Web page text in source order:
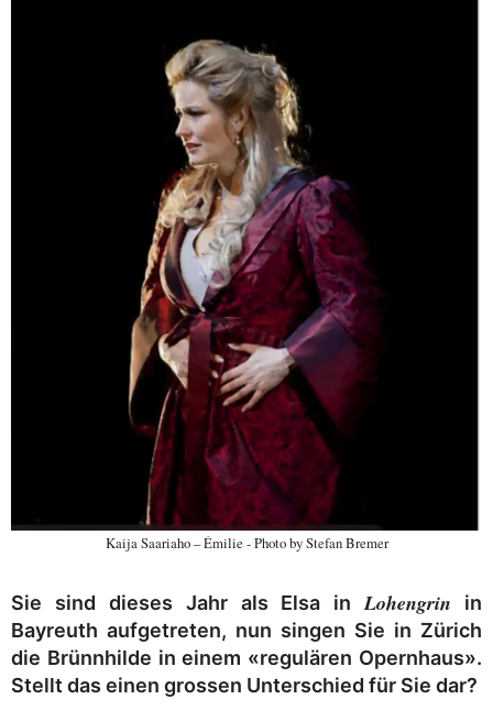
Kaija Saariaho – Émilie - Photo by Stefan Bremer
Sie sind dieses Jahr als Elsa inLohengrin in
Bayreuth aufgetreten, nun singen Sie in Zürich
die Brünnhilde in einem «regulären Opernhaus».
Stellt das einen grossen Unterschied für Sie dar?